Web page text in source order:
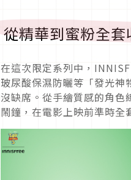
從精華到蜜粉全
在這次限定系列中，
玻尿酸保濕防曬等「發光
沒缺席。從手繪質感的角色
鬧鐘，在電影上映前準時全